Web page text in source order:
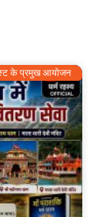
के प्रमुख आयोजन